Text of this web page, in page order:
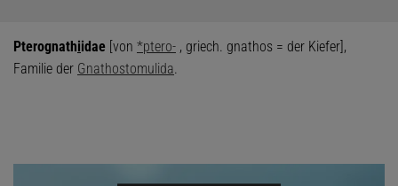
Pterognathiidae [von *ptero- , griech. gnathos = der Kiefer],
Familie der Gnathostomulida.